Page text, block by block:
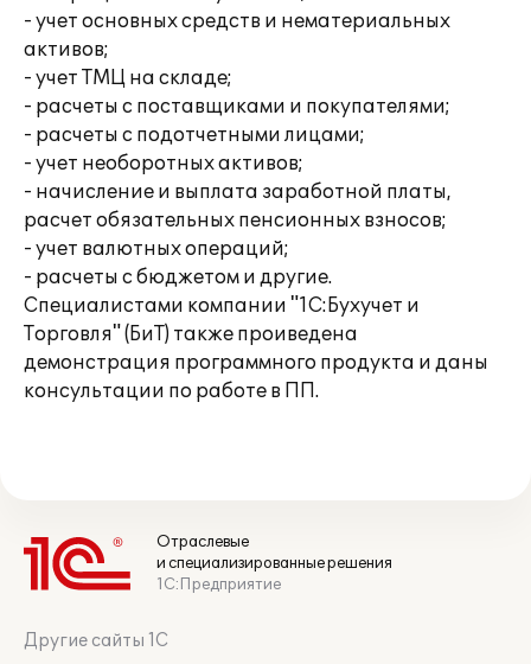
- учет основных средств и нематериальных
активов;
- учет ТМЦ на складе;
- расчеты с поставщиками и покупателями;
- расчеты с подотчетными лицами;
- учет необоротных активов;
- начисление и выплата заработной платы,
расчет обязательных пенсионных взносов;
- учет валютных операций;
- расчеты с бюджетом и другие.
Специалистами компании "1С:Бухучет и
Торговля" (БиТ) также проиведена
демонстрация программного продукта и даны
консультации по работе в ПП.
Отраслевые
и специализированные решения
1С:Предприятие
Другие сайты 1С